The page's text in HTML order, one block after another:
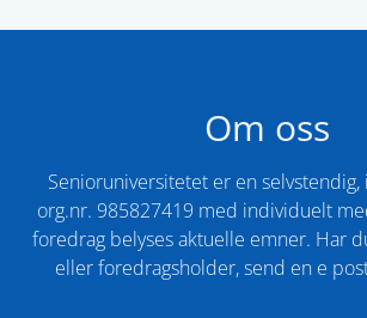
Om oss
Senioruniversitetet er en
org.nr. 985827419 med individuelt
foredrag belyses aktuelle emner. Har
eller foredragsholder, send en e